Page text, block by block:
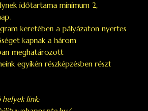
időtartama minimum 2,
keretében a pályázaton nyertes
kapnak a három
meghatározott
egyikén részképzésben részt
link: